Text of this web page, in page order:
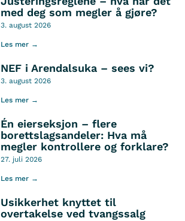
med deg som megler å gjøre?
3. august 2026
Les mer →
NEF i Arendalsuka – sees vi?
3. august 2026
Les mer →
Én eierseksjon – flere
borettslagsandeler: Hva må
megler kontrollere og forklare?
27. juli 2026
Les mer →
Usikkerhet knyttet til
overtakelse ved tvangssalg